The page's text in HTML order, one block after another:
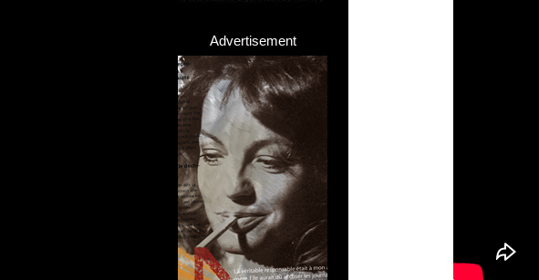
Advertisement